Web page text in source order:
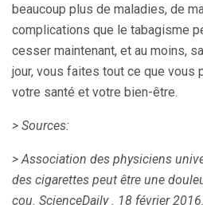
beaucoup plus de maladies, de
complications que le tabagisme
cesser maintenant, et au moins,
jour, vous faites tout ce que vous
votre santé et votre bien-être.
> Sources:
> Association des physiciens
des cigarettes peut être une
cou. ScienceDaily. 18 février 2016.